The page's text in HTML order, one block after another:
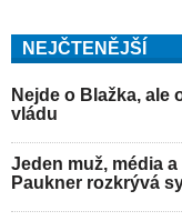
NEJČTENĚJŠÍ
Nejde o Blažka, ale
vládu
Jeden muž, média
Paukner rozkrývá